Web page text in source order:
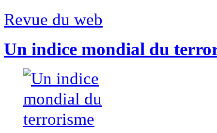
Revue du web
Un indice mondial du